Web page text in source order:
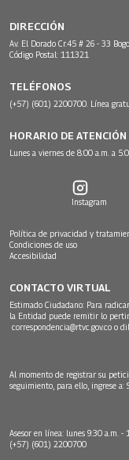
DIRECCIÓN
Av. El Dorado Cr.45 # 26 - 33
Código Postal: 111321
TELÉFONOS
(+57) (601) 2200700. Línea
HORARIO DE ATENCIÓN
Lunes a viernes de 8:00 a.m. a
Instagram
Política de privacidad y
Condiciones de uso
Accesibilidad
CONTACTO VIRTUAL
Estimado Ciudadano: Para
la Entidad puede remitir lo
correspondencia@rtvc.gov.co o
Al momento de registrar su
seguimiento, para ello, ingrese a:
Asesor en línea: lunes 9:30 a.m. -
(+57) (601) 2200700